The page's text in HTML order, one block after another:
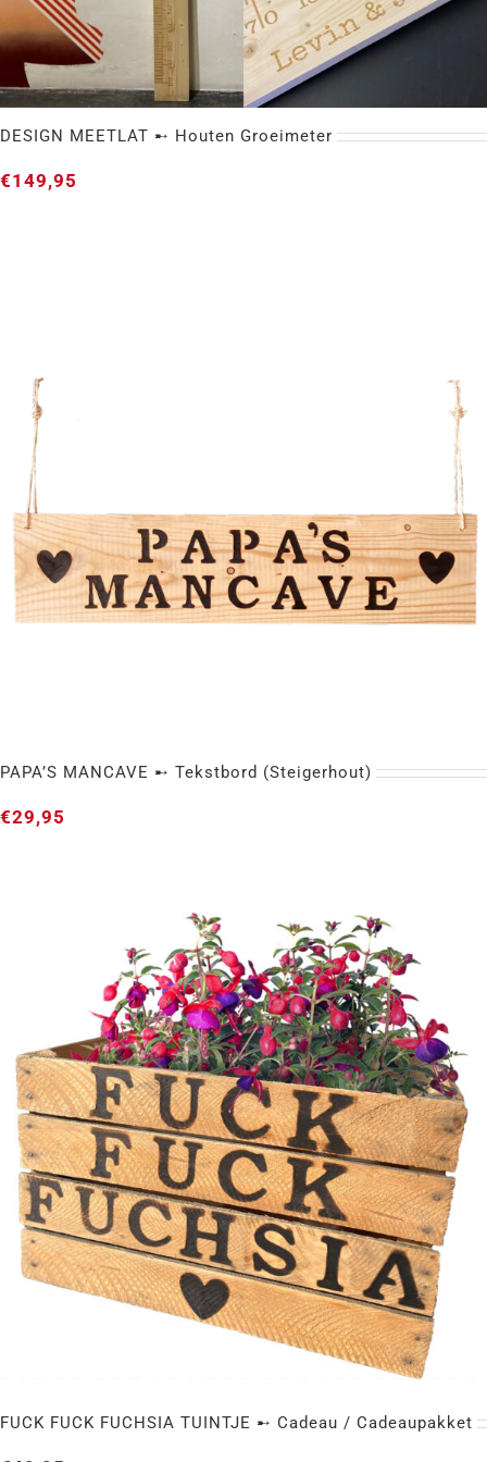
DESIGN MEETLAT ➸ Houten Groeimeter
€149,95
PAPA’S MANCAVE ➸ Tekstbord (Steigerhout)
PAPA’S MANCAVE ➸ Tekstbord (Steigerhout)
€29,95
FUCK FUCK FUCHSIA TUINTJE ➸ Cadeau / Cadeaupakket